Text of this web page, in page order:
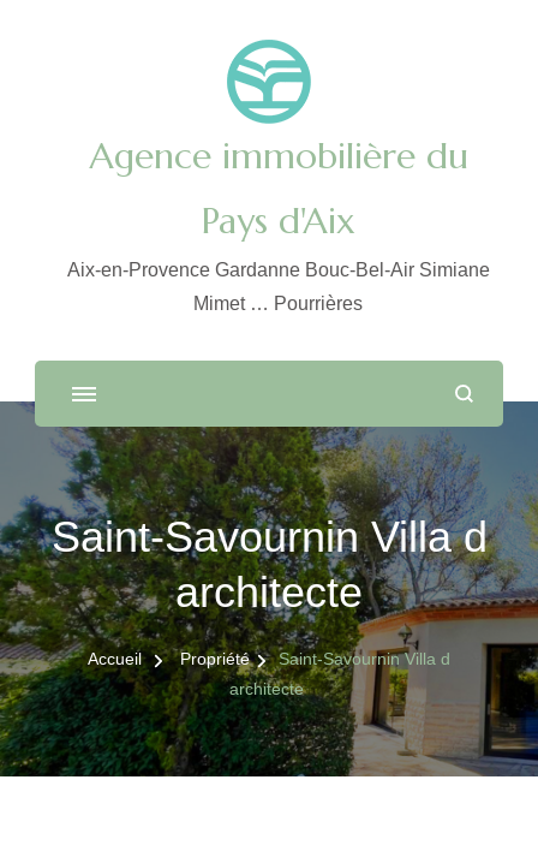
Agence immobilière du
Pays d'Aix
Aix-en-Provence Gardanne Bouc-Bel-Air Simiane
Mimet … Pourrières
Saint-Savournin Villa d
architecte
Accueil Propriété
Saint-Savournin Villa d
architecte